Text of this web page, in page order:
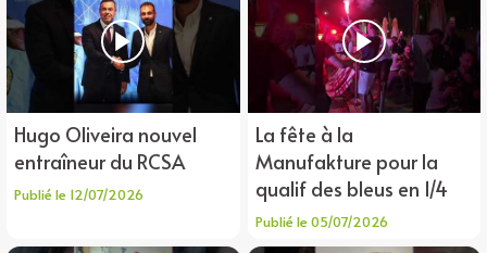
Publié le 12/07/2026
Hugo Oliveira nouvel
entraîneur du RCSA
Publié le 05/07/2026
La fête à la
Manufakture pour la
qualif des bleus en 1/4